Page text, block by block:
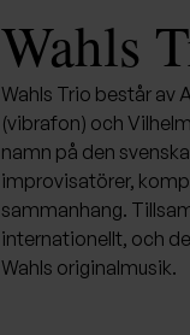
Wahls
Wahls Trio består av
(vibrafon) och
namn på den
improvisatörer,
sammanhang.
internationellt, och
Wahls originalmusik.